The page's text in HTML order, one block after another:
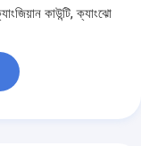
কাউন্টি, ক্যাংঝো